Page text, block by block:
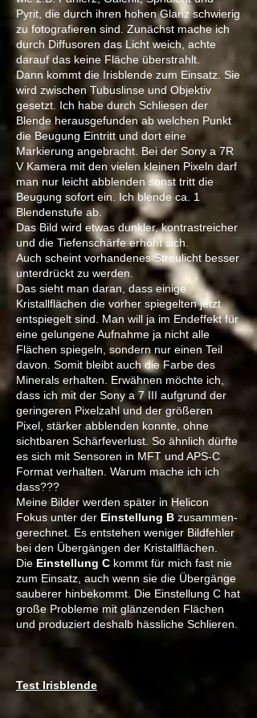
Pyrit, die durch ihren hohen Glanz schwierig
zu fotografieren sind. Zunächst mache ich
durch Diffusoren das Licht weich, achte
darauf das keine Fläche überstrahlt.
Dann kommt die Irisblende zum Einsatz. Sie
wird zwischen Tubuslinse und Objektiv
gesetzt. Ich habe durch Schliesen der
Blende herausgefunden ab welchen Punkt
die Beugung Eintritt und dort eine
Markierung angebracht. Bei der Sony a 7R
V Kamera mit den vielen kleinen Pixeln darf
man nur leicht abblenden sonst tritt die
Beugung sofort ein. Ich blende ca. 1
Blendenstufe ab.
Das Bild wird etwas dunkler, kontrastreicher
und die Tiefenschärfe erhöht sich.
Auch scheint vorhandenes Streulicht besser
unterdrückt zu werden.
Das sieht man daran,dass einige
Kristallflächen die vorher spiegelten jetzt
entspiegelt sind. Man will ja im Endeffekt für
eine gelungene Aufnahme ja nicht alle
Flächen spiegeln, sondern nur einen Teil
davon. Somit bleibt auch die Farbe des
Minerals erhalten. Erwähnen möchte ich,
dass ich mit der Sony a 7 III aufgrund der
geringeren Pixelzahl und der größeren
Pixel, stärker abblenden konnte, ohne
sichtbaren Schärfeverlust. So ähnlich dürfte
es sich mit Sensoren in MFT und APS-C
Format verhalten. Warum mache ich ich
dass???
Meine Bilder werden später in Helicon
Fokus unter der Einstellung Bzusammen-
gerechnet. Es entstehen weniger Bildfehler
bei den Übergängen der Kristallflächen.
Die Einstellung C kommt für mich fast nie
zum Einsatz, auch wenn sie die Übergänge
sauberer hinbekommt. Die Einstellung C hat
große Probleme mit glänzenden Flächen
und produziert deshalb hässliche Schlieren.
Test Irisblende